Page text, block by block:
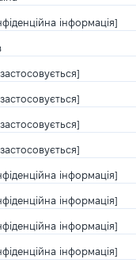
інформація]
інформація]
інформація]
інформація]
інформація]